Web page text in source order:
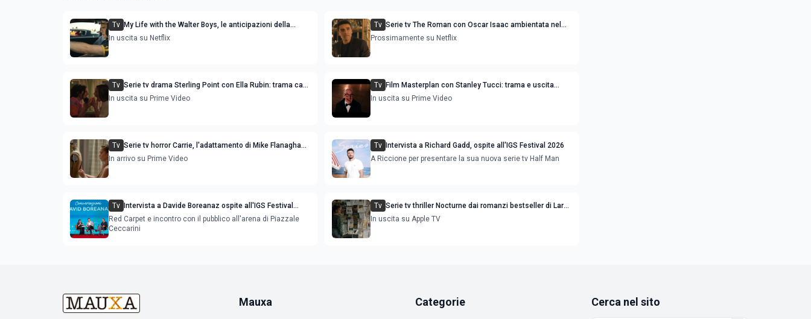
Tv My Life with the Walter Boys, le anticipazioni della
stagione 3
In uscita su Netflix
Tv Serie tv The Roman con Oscar Isaac ambientata nel
mondo del gioco d'azzardo di Las Vegas
Prossimamente su Netflix
Tv Serie tv drama Sterling Point con Ella Rubin: trama cast
e uscita streaming
In uscita su Prime Video
Tv Film Masterplan con Stanley Tucci: trama e uscita
streaming
In uscita su Prime Video
Tv Serie tv horror Carrie, l'adattamento di Mike Flanaghan:
trama cast e uscita
In arrivo su Prime Video
Tv
Intervista a Richard Gadd, ospite all'IGS Festival 2026
A Riccione per presentare la sua nuova serie tv Half Man
Tv
Intervista a Davide Boreanaz ospite all'IGS Festival
2026
Red Carpet e incontro con il pubblico all'arena di Piazzale
Ceccarini
Tv Serie tv thriller Nocturne dai romanzi bestseller di Lars
Kepler: trama cast e uscita
In uscita su Apple TV
Mauxa Categorie Cerca nel sito